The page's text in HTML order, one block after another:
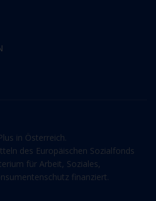
in Österreich.
des Europäischen Sozialfonds
für Arbeit, Soziales,
finanziert.